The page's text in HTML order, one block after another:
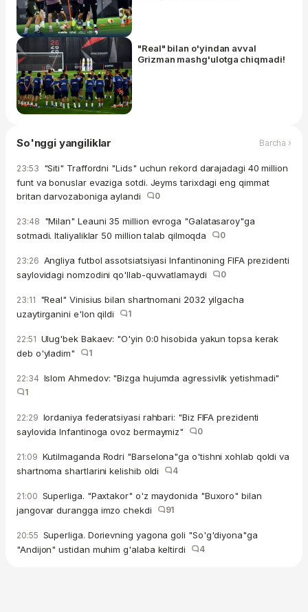
"Real" bilan o'yindan avval
Grizman mashg'ulotga chiqmadi!
So'nggi yangiliklar Barcha ›
23:53 "Siti" Traffordni "Lids" uchun rekord darajadagi 40 million
funt va bonuslar evaziga sotdi. Jeyms tarixdagi eng qimmat
britan darvozaboniga aylandi
0
23:48 "Milan" Leauni 35 million evroga "Galatasaroy"ga
sotmadi. Italiyaliklar 50 million talab qilmoqda
0
23:26 Angliya futbol assotsiatsiyasi Infantinoning FIFA prezidenti
saylovidagi nomzodini qo'llab-quvvatlamaydi
0
23:11 "Real" Vinisius bilan shartnomani 2032 yilgacha
uzaytirganini e'lon qildi
1
22:51 Ulug'bek Bakaev: "O'yin 0:0 hisobida yakun topsa kerak
deb o'yladim"
1
22:34 Islom Ahmedov: "Bizga hujumda agressivlik yetishmadi"
1
22:29 Iordaniya federatsiyasi rahbari: "Biz FIFA prezidenti
saylovida Infantinoga ovoz bermaymiz"
0
21:09 Kutilmaganda Rodri "Barselona"ga o'tishni xohlab qoldi va
shartnoma shartlarini kelishib oldi
4
21:00 Superliga. "Paxtakor" o'z maydonida "Buxoro" bilan
jangovar durangga imzo chekdi
91
20:55 Superliga. Dorievning yagona goli "So'g'diyona"ga
"Andijon" ustidan muhim g'alaba keltirdi
4